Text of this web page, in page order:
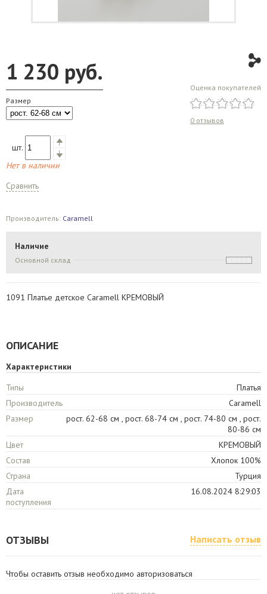
1 230 руб.
Размер
Оценка покупателей
0 отзывов
шт.
Нет в наличии
Сравнить
Производитель: Caramell
Наличие
Основной склад
1091 Платье детское Caramell КРЕМОВЫЙ
ОПИСАНИЕ
Характеристики
Типы
Платья
Производитель
Caramell
Размер
рост. 62-68 см , рост. 68-74 см , рост. 74-80 см , рост.
80-86 см
Цвет
КРЕМОВЫЙ
Состав
Хлопок 100%
Страна
Турция
Дата
поступления
16.08.2024 8:29:03
ОТЗЫВЫ Написать отзыв
Чтобы оставить отзыв необходимо авторизоваться